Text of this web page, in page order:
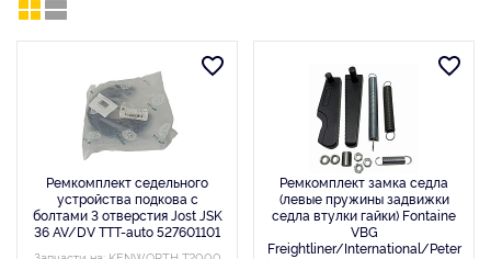
Ремкомплект седельного
устройства подкова с
болтами 3 отверстия Jost JSK
36 AV/DV TTT-auto 527601101
Ремкомплект замка седла
(левые пружины задвижки
седла втулки гайки) Fontaine
VBG
Freightliner/International/Peter